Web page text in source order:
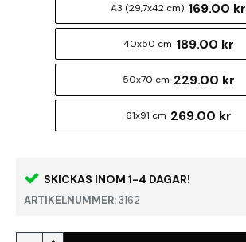
SKICKAS INOM 1-4 DAGAR!
ARTIKELNUMMER:3162
A3 (29,7x42 cm) 169.00 kr
40x50 cm 189.00 kr
50x70 cm 229.00 kr
61x91 cm 269.00 kr